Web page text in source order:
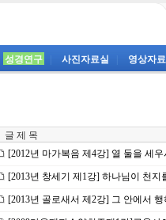
성경연구 사진자료실 영상자
글 제 목
[2012년 마가복음 제4강] 열 둘을 세우
[2013년 창세기 제1강] 하나님이 천지
[2013년 골로새서 제2강] 그 안에서 행